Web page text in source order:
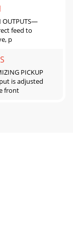
OUTPUTS—
feed to
p
PICKUP
is adjusted
front